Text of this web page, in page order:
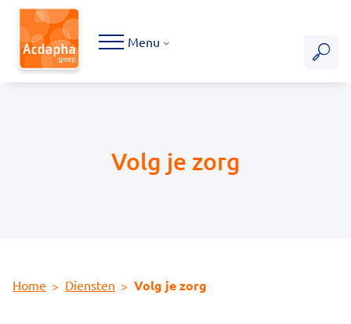
Hoofdmenu
Menu
Home Diensten Volg je zorg
Volg je zorg